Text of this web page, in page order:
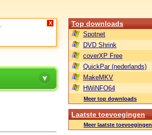
X Top downloads
Spotnet
DVD Shrink
coverXP Free
QuickPar (nederlands)
MakeMKV
HWiNFO64
Meer top downloads
Laatste toevoegingen
Meer laatste toevoegingen